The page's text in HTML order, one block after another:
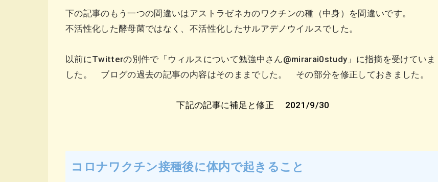
下の記事のもう一つの間違いはアストラゼネカのワクチンの種（中身）を間違いです。
不活性化した酵母菌ではなく、不活性化したサルアデノウイルスでした。
以前にTwitterの別件で「ウィルスについて勉強中さん@mirarai0study」に指摘を受けていま
した。 ブログの過去の記事の内容はそのままでした。 その部分を修正しておきました。
下記の記事に補足と修正 2021/9/30
コロナワクチン接種後に体内で起きること